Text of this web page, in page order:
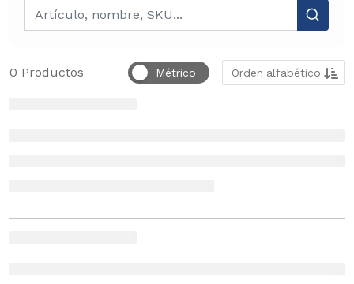
Filtrar por palabra clave
0 Productos Métrico Ordenar por
Orden alfabético